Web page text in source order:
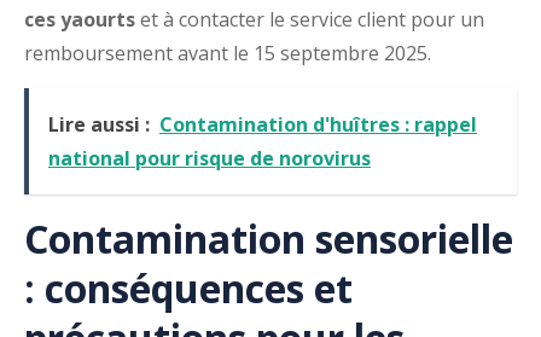
ces yaourtset à contacter le service client pour un
remboursement avant le 15 septembre 2025.
Lire aussi : Contamination d'huîtres : rappel
national pour risque de norovirus
Contamination sensorielle
: conséquences et